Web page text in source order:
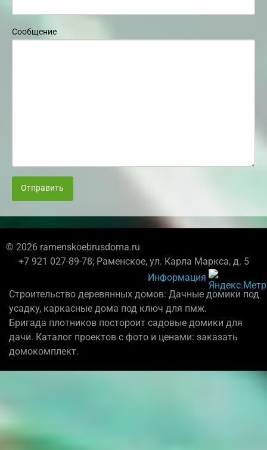
Сообщение
Отправить
© 2026 ramenskoebrusdoma.ru
+7 921 027-89-78; Раменское, ул. Карла Маркса, д. 5
Информация
Строительство деревянных домов: Дачные домики под
усадку, каркасные дома под ключ для пмж.
Бригада плотников постороит садовые домики для
дачи. Каталог проектов с фото и ценами: заказать
домокомплект.